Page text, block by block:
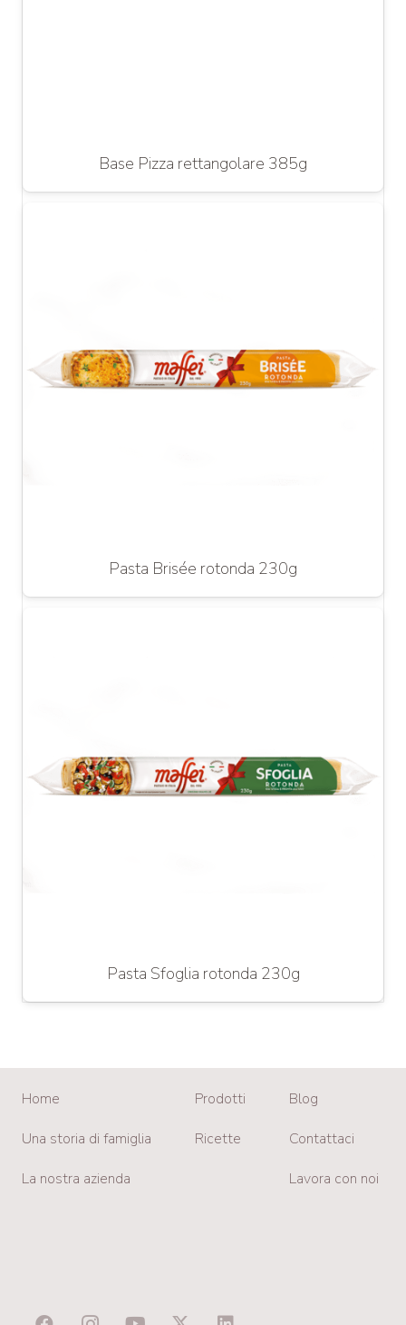
Base Pizza rettangolare 385g
Pasta Brisée rotonda 230g
Pasta Sfoglia rotonda 230g
Home
Una storia di famiglia
La nostra azienda
Prodotti
Ricette
Blog
Contattaci
Lavora con noi